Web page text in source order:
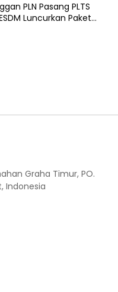
PLN Pasang PLTS
Luncurkan Paket
Graha Timur, PO.
Indonesia